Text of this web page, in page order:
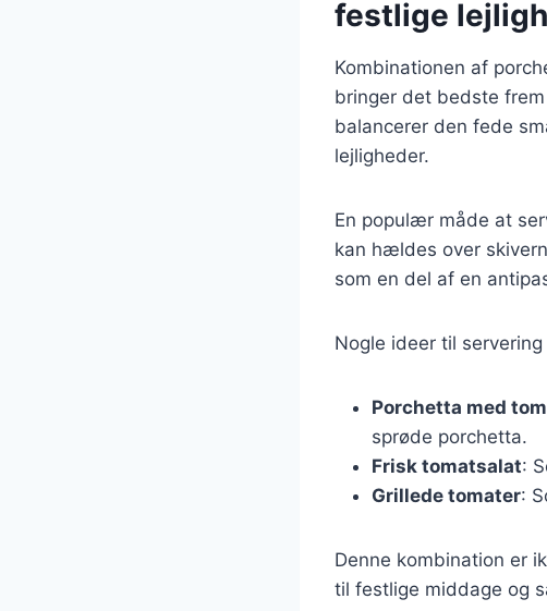
festlige
Kombinationen af
bringer det bedste
balancerer den fede
lejligheder.
En populær måde at
kan hældes over
som en del af en
Nogle ideer til
Porchetta med
sprøde porchetta.
Frisk tomatsalat:
Grillede tomater:
Denne kombination er
til festlige middage og